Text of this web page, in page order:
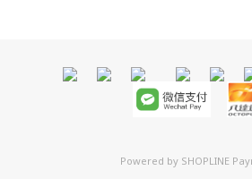
Powered by SHOPLINE